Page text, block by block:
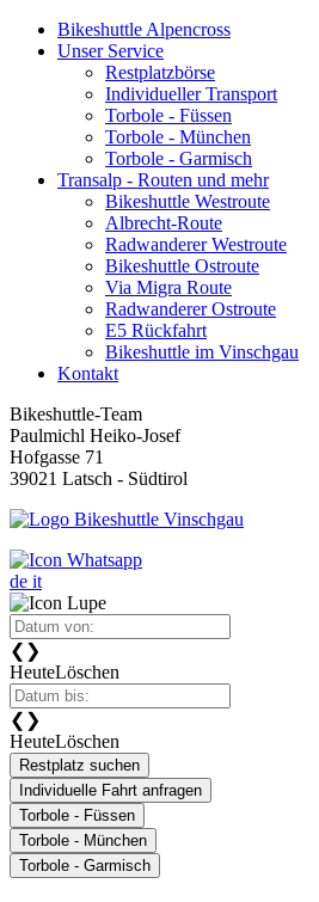
Bikeshuttle Alpencross
Unser Service
Restplatzbörse
Individueller Transport
Torbole - Füssen
Torbole - München
Torbole - Garmisch
Transalp - Routen und mehr
Bikeshuttle Westroute
Albrecht-Route
Radwanderer Westroute
Bikeshuttle Ostroute
Via Migra Route
Radwanderer Ostroute
E5 Rückfahrt
Bikeshuttle im Vinschgau
Kontakt
Bikeshuttle-Team
Paulmichl Heiko-Josef
Hofgasse 71
39021 Latsch - Südtirol
de it
❮ ❯
HeuteLöschen
❮ ❯
HeuteLöschen
Restplatz suchen
Individuelle Fahrt anfragen
Torbole - Füssen
Torbole - München
Torbole - Garmisch